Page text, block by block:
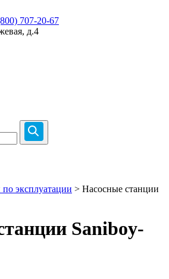
707-20-67
д.4
эксплуатации > Насосные станции
Saniboy-